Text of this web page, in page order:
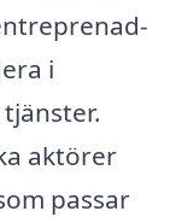
i
aktörer
passar